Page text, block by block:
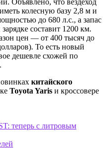
Объявлено, что вездеход
колесную базу 2,8 м и
до 680 л.с., а запас
составит 1200 км.
цен — от 400 тысяч до
То есть новый
дешевле схожей по
китайского
Toyota Yaris и кроссовере
теперь с литровым